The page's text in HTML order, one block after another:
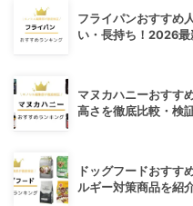
フライパンおすすめ
い・長持ち！2026最
マヌカハニーおすす
高さを徹底比較・検
ドッグフードおすす
ルギー対策商品を紹